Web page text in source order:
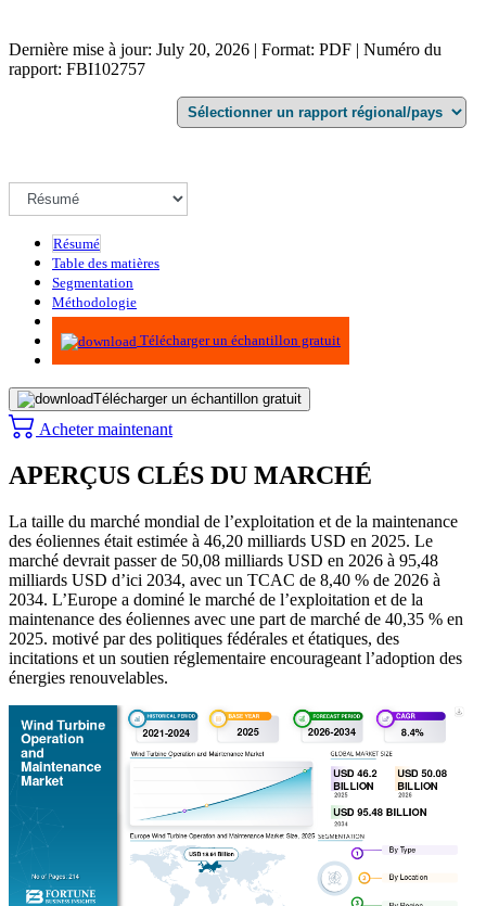
Dernière mise à jour: July 20, 2026 | Format: PDF | Numéro du
rapport: FBI102757
Résumé
Table des matières
Segmentation
Méthodologie
Infographie
Télécharger un échantillon gratuit
Télécharger un échantillon gratuit
Acheter maintenant
APERÇUS CLÉS DU MARCHÉ
La taille du marché mondial de l’exploitation et de la maintenance
des éoliennes était estimée à 46,20 milliards USD en 2025. Le
marché devrait passer de 50,08 milliards USD en 2026 à 95,48
milliards USD d’ici 2034, avec un TCAC de 8,40 % de 2026 à
2034. L’Europe a dominé le marché de l’exploitation et de la
maintenance des éoliennes avec une part de marché de 40,35 % en
2025. motivé par des politiques fédérales et étatiques, des
incitations et un soutien réglementaire encourageant l’adoption des
énergies renouvelables.